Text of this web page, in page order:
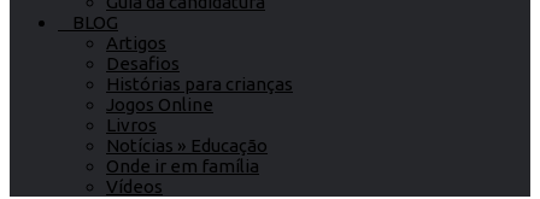
BLOG
Artigos
Desafios
Histórias para crianças
Jogos Online
Livros
Notícias » Educação
Onde ir em família
Vídeos